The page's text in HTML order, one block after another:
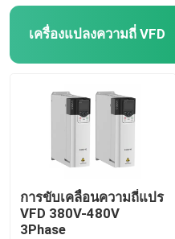
เครื่องแปลงความถี่ VFD
การขับเคลื่อนความถี่แปร
VFD 380V-480V
3Phase